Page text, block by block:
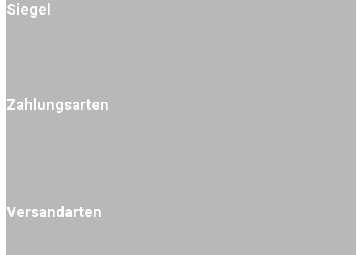
Siegel
Zahlungsarten
Versandarten